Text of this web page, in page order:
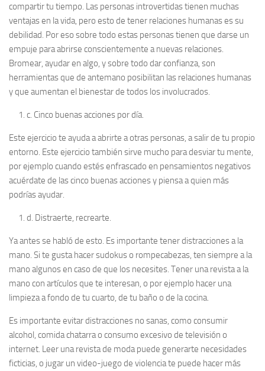
compartir tu tiempo. Las personas introvertidas tienen muchas
ventajas en la vida, pero esto de tener relaciones humanas es su
debilidad. Por eso sobre todo estas personas tienen que darse un
empuje para abrirse conscientemente a nuevas relaciones.
Bromear, ayudar en algo, y sobre todo dar confianza, son
herramientas que de antemano posibilitan las relaciones humanas
y que aumentan el bienestar de todos los involucrados.
c. Cinco buenas acciones por día.
Este ejercicio te ayuda a abrirte a otras personas, a salir de tu propio
entorno. Este ejercicio también sirve mucho para desviar tu mente,
por ejemplo cuando estés enfrascado en pensamientos negativos
acuérdate de las cinco buenas acciones y piensa a quien más
podrías ayudar.
d. Distraerte, recrearte.
Ya antes se habló de esto. Es importante tener distracciones a la
mano. Si te gusta hacer sudokus o rompecabezas, ten siempre a la
mano algunos en caso de que los necesites. Tener una revista a la
mano con artículos que te interesan, o por ejemplo hacer una
limpieza a fondo de tu cuarto, de tu baño o de la cocina.
Es importante evitar distracciones no sanas, como consumir
alcohol, comida chatarra o consumo excesivo de televisión o
internet. Leer una revista de moda puede generarte necesidades
ficticias, o jugar un video-juego de violencia te puede hacer más